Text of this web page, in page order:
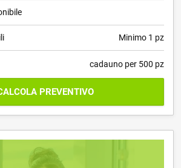
Minimo 1 pz
cadauno per 500 pz
PREVENTIVO